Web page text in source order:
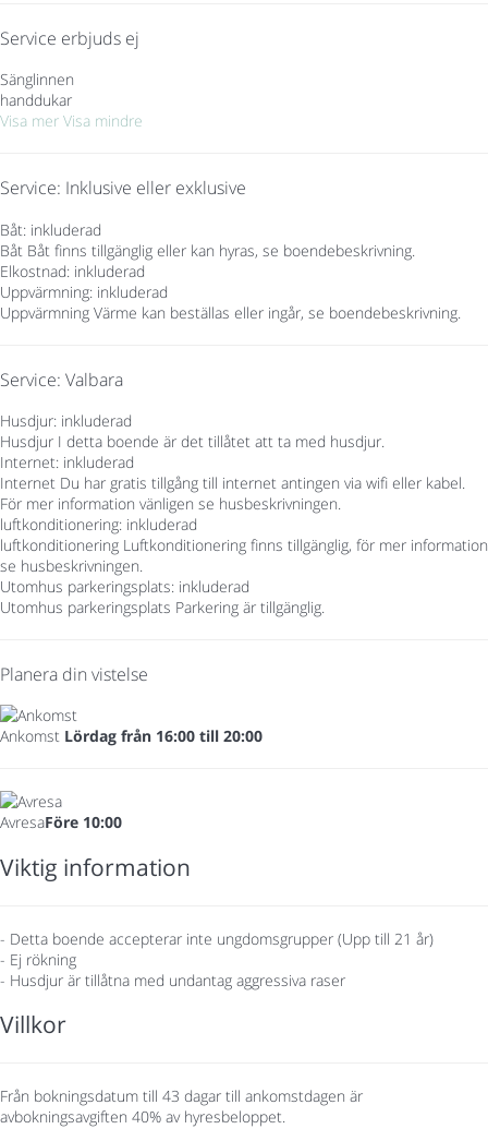
Service erbjuds ej
Sänglinnen
handdukar
Visa mer Visa mindre
Service: Inklusive eller exklusive
Båt: inkluderad
Båt Båt finns tillgänglig eller kan hyras, se boendebeskrivning.
Elkostnad: inkluderad
Uppvärmning: inkluderad
Uppvärmning Värme kan beställas eller ingår, se boendebeskrivning.
Service: Valbara
Husdjur: inkluderad
Husdjur I detta boende är det tillåtet att ta med husdjur.
Internet: inkluderad
Internet Du har gratis tillgång till internet antingen via wifi eller kabel.
För mer information vänligen se husbeskrivningen.
luftkonditionering: inkluderad
luftkonditionering Luftkonditionering finns tillgänglig, för mer information
se husbeskrivningen.
Utomhus parkeringsplats: inkluderad
Utomhus parkeringsplats Parkering är tillgänglig.
Planera din vistelse
Ankomst Lördag från 16:00 till 20:00
AvresaFöre 10:00
Viktig information
- Detta boende accepterar inte ungdomsgrupper (Upp till 21 år)
- Ej rökning
- Husdjur är tillåtna med undantag aggressiva raser
Villkor
Från bokningsdatum till 43 dagar till ankomstdagen är
avbokningsavgiften 40% av hyresbeloppet.